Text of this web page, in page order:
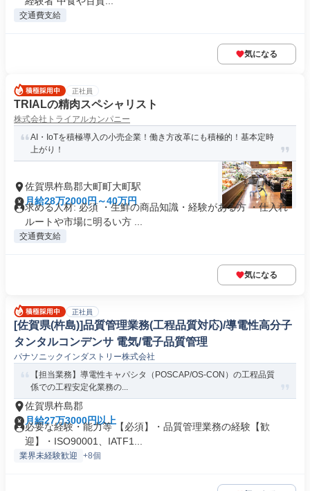
交通費支給
気になる
正社員
TRIALの精肉スペシャリスト
株式会社トライアルカンパニー
AI・IoTを積極導入の小売企業！働き方改革にも積極的！基本定時
上がり！
佐賀県杵島郡大町町大町駅
月給28万2000円～40万円
求める人材: 必須 ・生鮮の商品知識・経験がある方 ・仕入れ
ルートや市場に明るい方 ...
交通費支給
気になる
正社員
[佐賀県(杵島)]品質管理業務(工程品質対応)/導電性高分子
タンタルコンデンサ 電気/電子品質管理
パナソニックインダストリー株式会社
【担当業務】導電性キャパシタ（POSCAP/OS-CON）の工程品質
係での工程安定化業務の...
佐賀県杵島郡
月給27万3000円以上
必要な経験・能力等 【必須】・品質管理業務の経験【歓
迎】・ISO90001、IATF1...
業界未経験歓迎 +8個